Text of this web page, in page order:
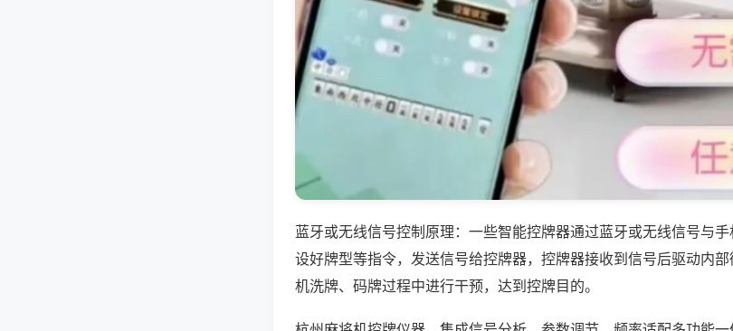
蓝牙或无线信号控制原理：一些智能控牌器通过蓝牙或无线信号与
设好牌型等指令，发送信号给控牌器，控牌器接收到信号后驱动内
机洗牌、码牌过程中进行干预，达到控牌目的。